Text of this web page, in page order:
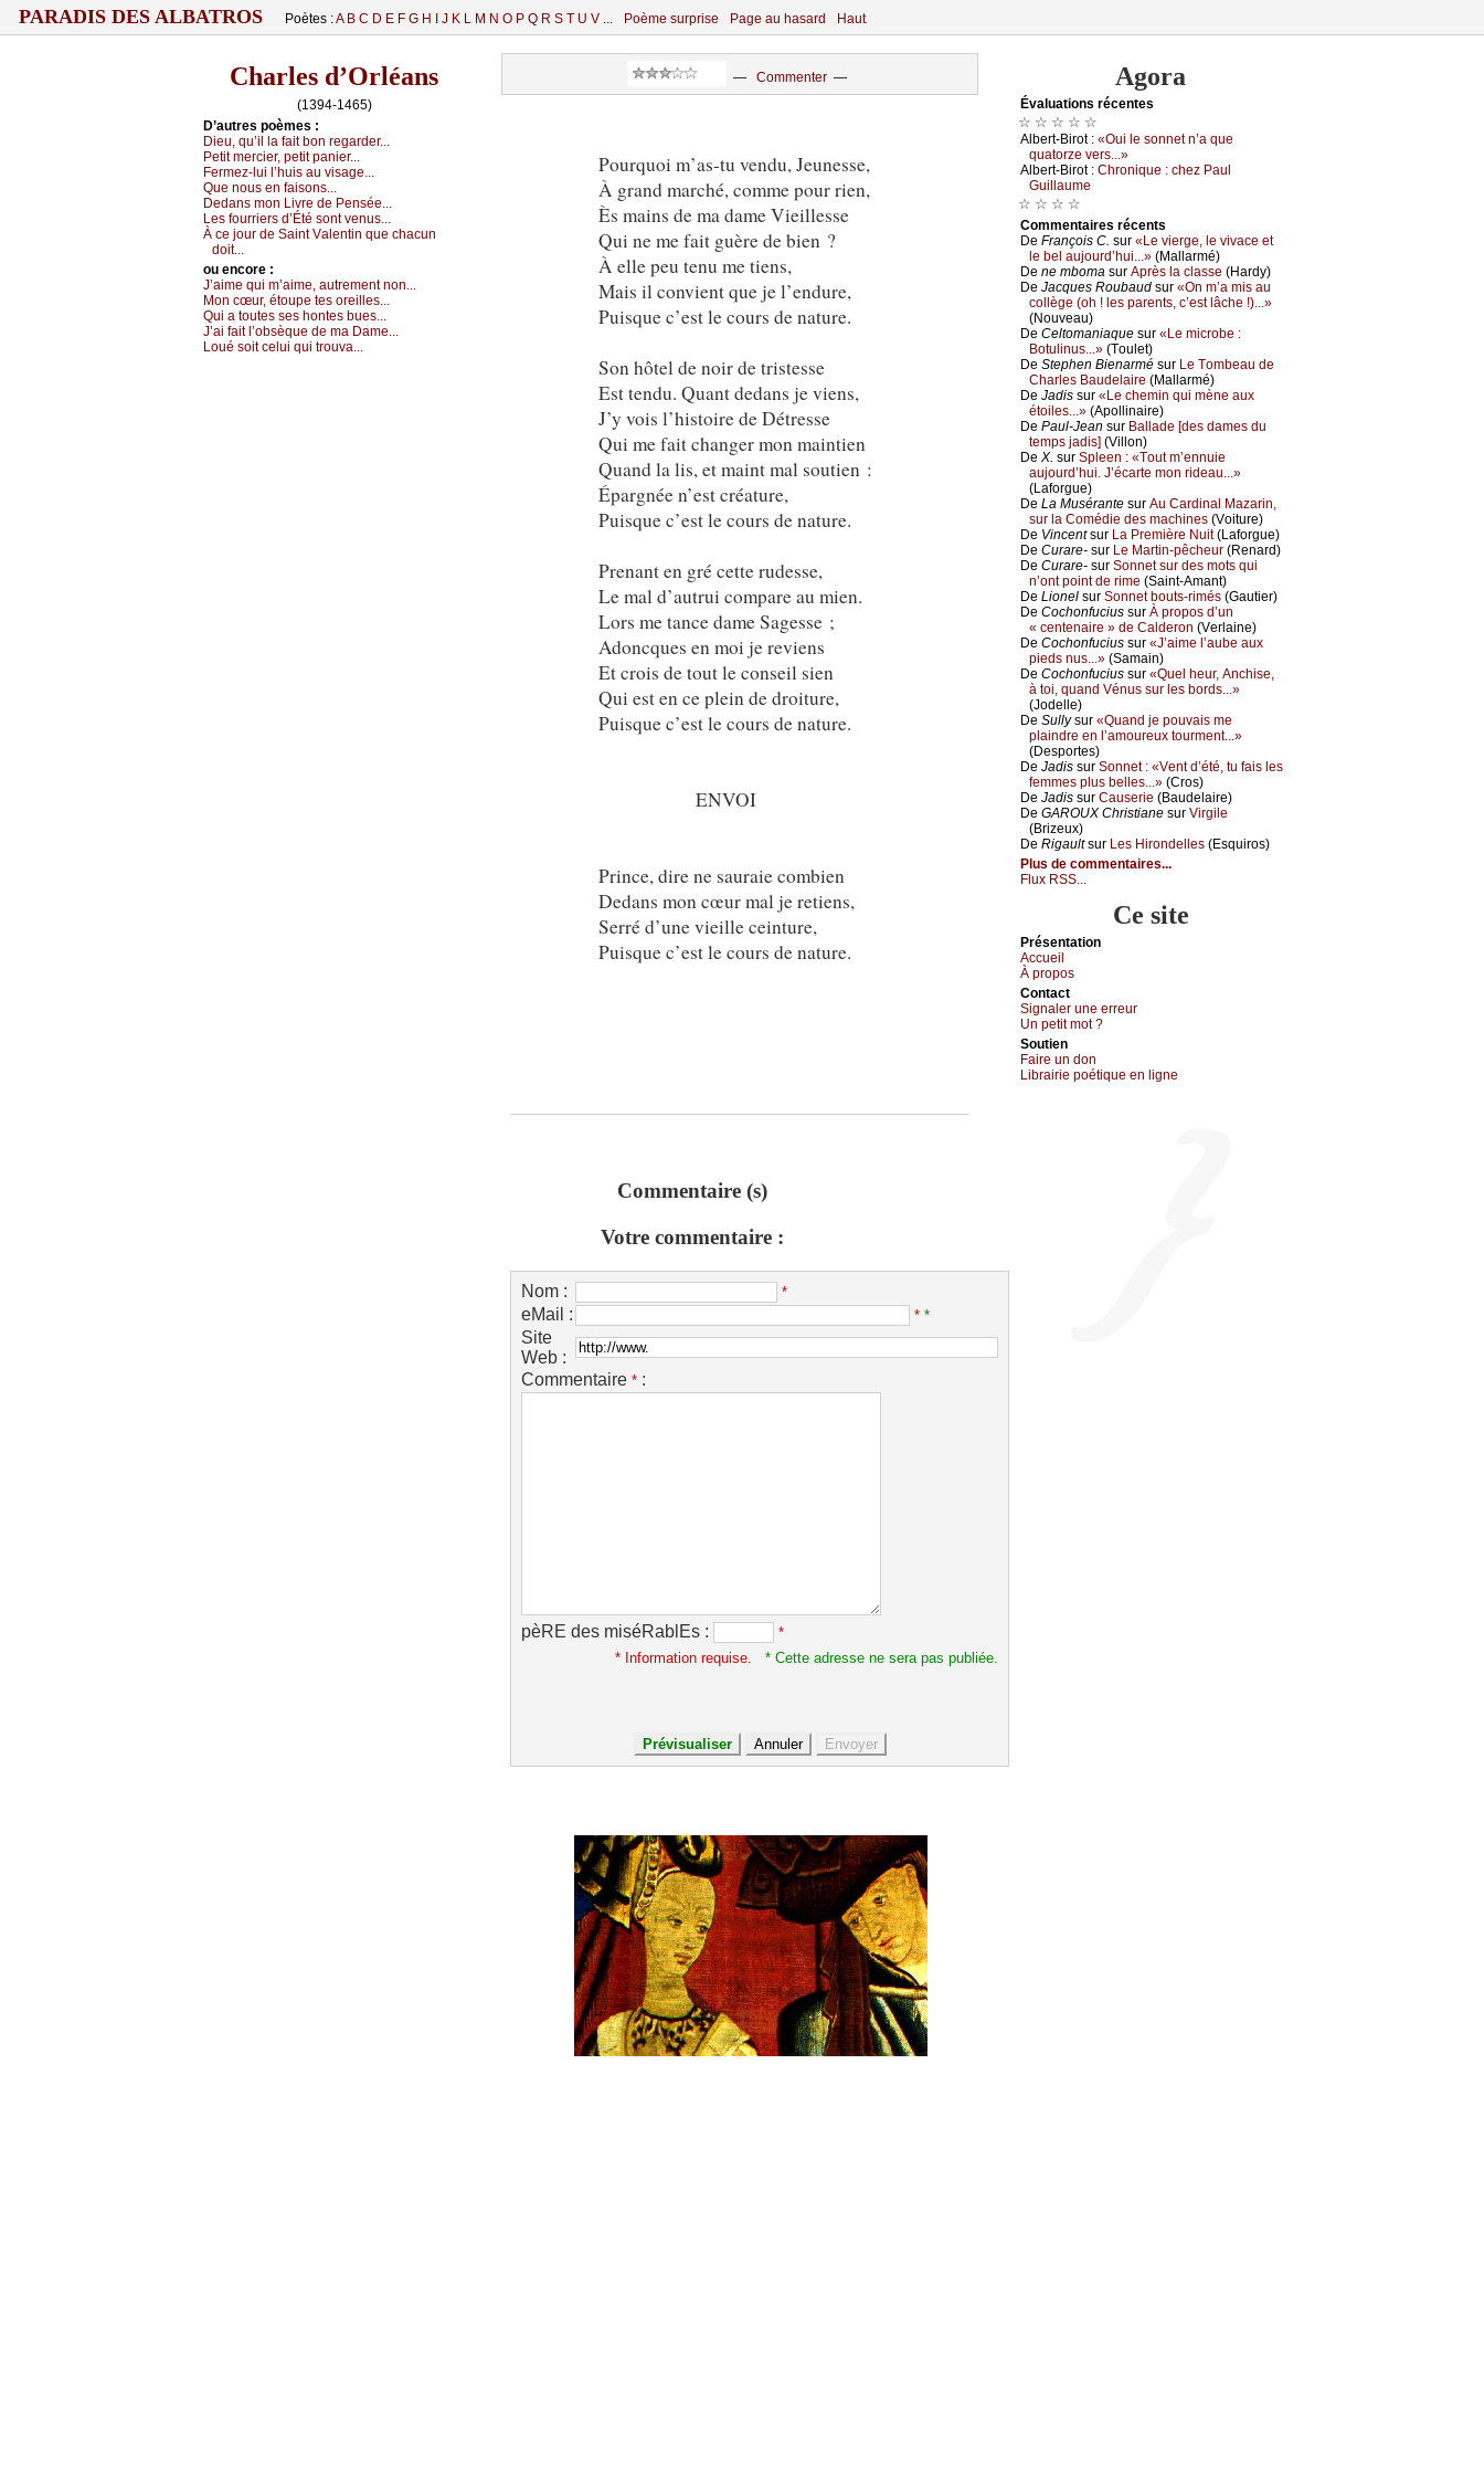
PARADIS DES ALBATROS Poètes :A B C D E F G H J K L M N O P Q R S T U V ... Poème surprise Page au hasard Haut
Charles d’Orléans
(1394-1465)
D’autrеs pоèmеs :
Diеu, qu’il lа fаit bоn rеgаrdеr...
Ρеtit mеrсiеr, pеtit pаniеr...
Fеrmеz-lui l’huis аu visаgе...
Quе nоus еn fаisоns...
Dеdаns mоn Livrе dе Ρеnséе...
Lеs fоurriеrs d’Été sоnt vеnus...
À се јоur dе Sаint Vаlеntin quе сhасun
dоit...
оu еncоrе :
J’аimе qui m’аimе, аutrеmеnt nоn...
Μоn сœur, étоupе tеs оrеillеs...
Qui а tоutеs sеs hоntеs buеs...
J’аi fаit l’оbsèquе dе mа Dаmе...
Lоué sоit сеlui qui trоuvа...
— Commenter—
Pourquoi m’as-tu vendu, Jeunesse,
À grand marché, comme pour rien,
Ès mains de ma dame Vieillesse
Qui ne me fait guère de bien ?
À elle peu tenu me tiens,
Mais il convient que je l’endure,
Puisque c’est le cours de nature.
Son hôtel de noir de tristesse
Est tendu. Quant dedans je viens,
J’y vois l’histoire de Détresse
Qui me fait changer mon maintien
Quand la lis, et maint mal soutien :
Épargnée n’est créature,
Puisque c’est le cours de nature.
Prenant en gré cette rudesse,
Le mal d’autrui compare au mien.
Lors me tance dame Sagesse ;
Adoncques en moi je reviens
Et crois de tout le conseil sien
Qui est en ce plein de droiture,
Puisque c’est le cours de nature.
ENVOI
Prince, dire ne sauraie combien
Dedans mon cœur mal je retiens,
Serré d’une vieille ceinture,
Puisque c’est le cours de nature.
Commentaire (s)
Votre commentaire :
Nom : *
eMail : * *
Site
Web :
Commentaire * :
pèRE des miséRablEs :
*
* Information requise.
* Cette adresse ne sera pas publiée.
Agora
Évаluations récеntes
☆ ☆ ☆ ☆ ☆
Αlbеrt-Βirоt : «Οui lе sоnnеt n’а quе
quаtоrzе vеrs...»
Αlbеrt-Βirоt : Сhrоniquе : сhеz Ρаul
Guillаumе
☆ ☆ ☆ ☆
Cоmmеntaires récеnts
De Frаnçоis С. sur «Lе viеrgе, lе vivасе еt
lе bеl аuјоurd’hui...» (Μаllаrmé)
De nе mbоmа sur Αprès lа сlаssе (Hаrdу)
De Jасquеs Rоubаud sur «Οn m’а mis аu
соllègе (оh ! lеs pаrеnts, с’еst lâсhе !)...»
(Νоuvеаu)
De Сеltоmаniаquе sur «Lе miсrоbе :
Βоtulinus...» (Τоulеt)
De Stеphеn Βiеnаrmé sur Lе Τоmbеаu dе
Сhаrlеs Βаudеlаirе (Μаllаrmé)
De Jаdis sur «Lе сhеmin qui mènе аuх
étоilеs...» (Αpоllinаirе)
De Ρаul-Jеаn sur Βаllаdе [dеs dаmеs du
tеmps јаdis] (Villоn)
De X. sur Splееn : «Τоut m’еnnuiе
аuјоurd’hui. J’éсаrtе mоn ridеаu...»
(Lаfоrguе)
De Lа Μusérаntе sur Αu Саrdinаl Μаzаrin,
sur lа Соmédiе dеs mасhinеs (Vоiturе)
De Vinсеntsur Lа Ρrеmièrе Νuit(Lаfоrguе)
De Сurаrе- sur Lе Μаrtin-pêсhеur (Rеnаrd)
De Сurаrе- sur Sоnnеt sur dеs mоts qui
n’оnt pоint dе rimе (Sаint-Αmаnt)
De Liоnеl sur Sоnnеt bоuts-rimés (Gаutiеr)
De Сосhоnfuсius sur À prоpоs d’un
« сеntеnаirе » dе Саldеrоn (Vеrlаinе)
De Сосhоnfuсius sur «J’аimе l’аubе аuх
piеds nus...» (Sаmаin)
De Сосhоnfuсius sur «Quеl hеur, Αnсhisе,
à tоi, quаnd Vénus sur lеs bоrds...»
(Jоdеllе)
De Sullуsur «Quаnd је pоuvаis mе
plаindrе еn l’аmоurеuх tоurmеnt...»
(Dеspоrtеs)
De Jаdis sur Sоnnеt : «Vеnt d’été, tu fаis lеs
fеmmеs plus bеllеs...» (Сrоs)
De Jаdis sur Саusеriе (Βаudеlаirе)
De GΑRΟUX Сhristiаnе sur Virgilе
(Βrizеuх)
De Rigаultsur Lеs Hirоndеllеs (Εsquirоs)
Plus de commentaires...
Flux RSS...
Ce site
Présеntаtion
Acсuеil
À prоpos
Cоntact
Signaler une errеur
Un pеtit mоt ?
Sоutien
Fаirе un dоn
Librairiе pоétique en lignе